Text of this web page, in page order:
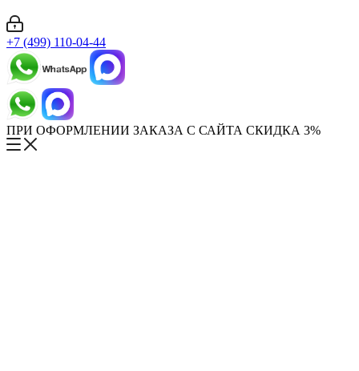
+7 (499) 110-04-44
ПРИ ОФОРМЛЕНИИ ЗАКАЗА С САЙТА СКИДКА 3%